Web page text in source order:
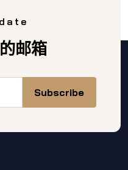
邮箱
Subscribe